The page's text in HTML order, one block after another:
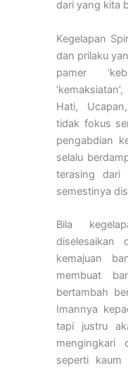
dari yang kita
Kegelapan
dan prilaku
pamer
Hati,
tidak fokus
pengabdian
selalu
terasing dari
semestinya
Bila
diselesaikan
kemajuan
membuat
bertambah
Imannya
tapi justru
mengingkari
seperti